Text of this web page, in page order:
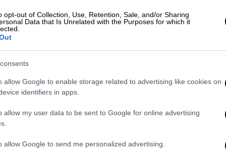
opt-out of Collection, Use, Retention, Sale, and/or Sharing
Data that Is Unrelated with the Purposes for which it
allow Google to enable storage related to advertising like cookies on
identifiers in apps.
allow my user data to be sent to Google for online advertising
allow Google to send me personalized advertising.
video